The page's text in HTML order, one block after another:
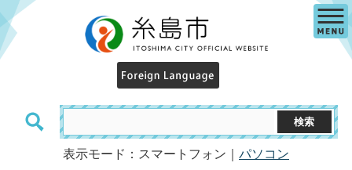
表示モード：スマートフォン｜ パソコン